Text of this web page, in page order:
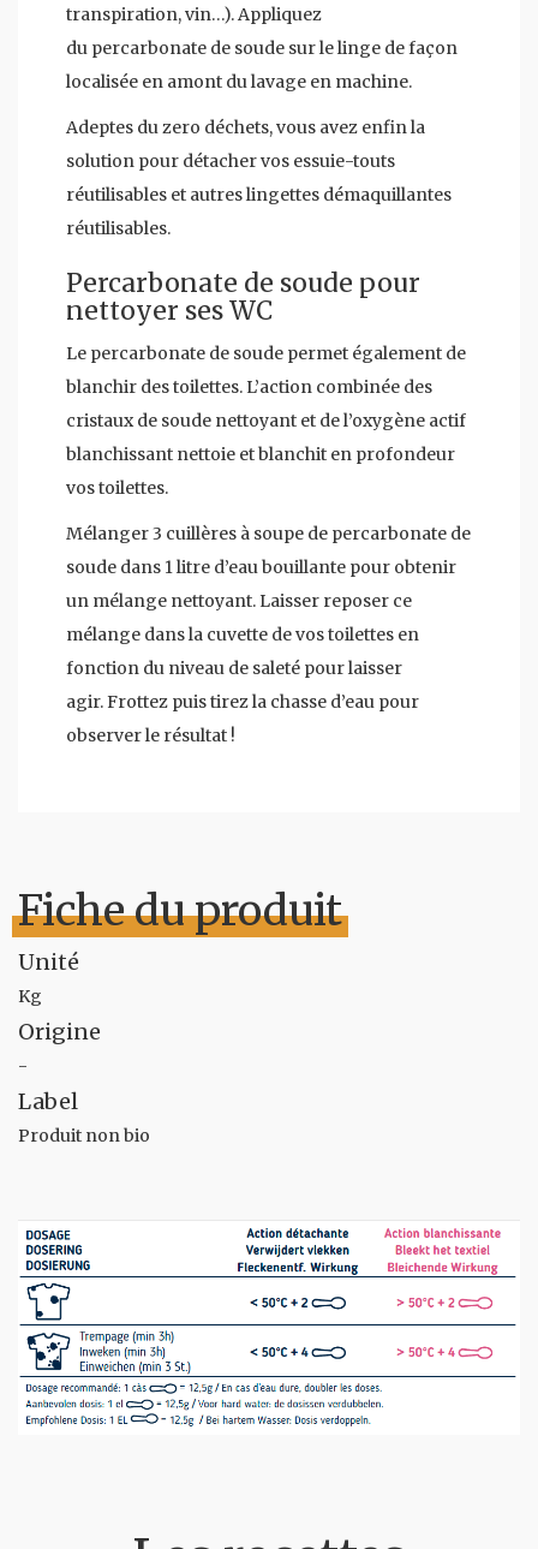
transpiration, vin…). Appliquez
du percarbonate de soude sur le linge de façon
localisée en amont du lavage en machine.
Adeptes du zero déchets, vous avez enfin la
solution pour détacher vos essuie-touts
réutilisables et autres lingettes démaquillantes
réutilisables.
Percarbonate de soude pour
nettoyer ses WC
Le percarbonate de soude permet également de
blanchir des toilettes. L’action combinée des
cristaux de soude nettoyant et de l’oxygène actif
blanchissant nettoie et blanchit en profondeur
vos toilettes.
Mélanger 3 cuillères à soupe de percarbonate de
soude dans 1 litre d’eau bouillante pour obtenir
un mélange nettoyant. Laisser reposer ce
mélange dans la cuvette de vos toilettes en
fonction du niveau de saleté pour laisser
agir. Frottez puis tirez la chasse d’eau pour
observer le résultat !
Fiche du produit
Unité
Kg
Origine
-
Label
Produit non bio